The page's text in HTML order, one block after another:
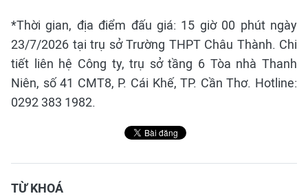
*Thời gian, địa điểm đấu giá: 15 giờ 00 phút ngày
23/7/2026 tại trụ sở Trường THPT Châu Thành. Chi
tiết liên hệ Công ty, trụ sở tầng 6 Tòa nhà Thanh
Niên, số 41 CMT8, P. Cái Khế, TP. Cần Thơ. Hotline:
0292 383 1982.
TỪ KHOÁ